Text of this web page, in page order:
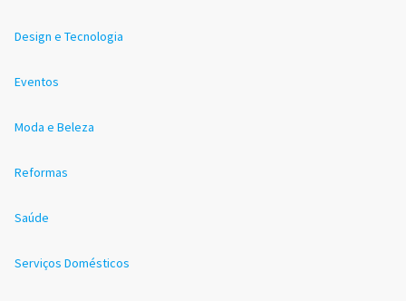
Design e Tecnologia
Eventos
Moda e Beleza
Reformas
Saúde
Serviços Domésticos